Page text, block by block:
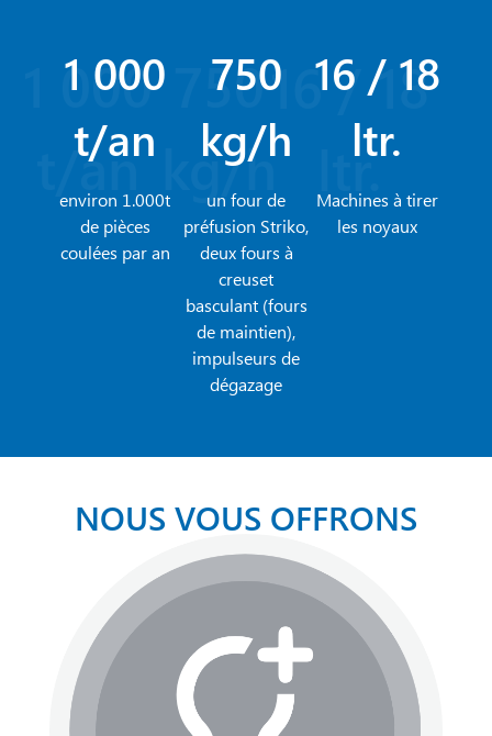
1 000
t/an
1 000
t/an
environ 1.000t
de pièces
coulées par an
750
kg/h
750
kg/h
un four de
préfusion Striko,
deux fours à
creuset
basculant (fours
de maintien),
impulseurs de
dégazage
16 / 18
ltr.
Machines à tirer
les noyaux
16 / 18
ltr.
NOUS VOUS OFFRONS